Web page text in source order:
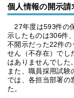
個人情報の開示請
27年度は593件の
示したものは306件
不開示だった22件の
せん（不存在）でし
はありませんでした。
また、職員採用試験
では、各担当部署の
た。